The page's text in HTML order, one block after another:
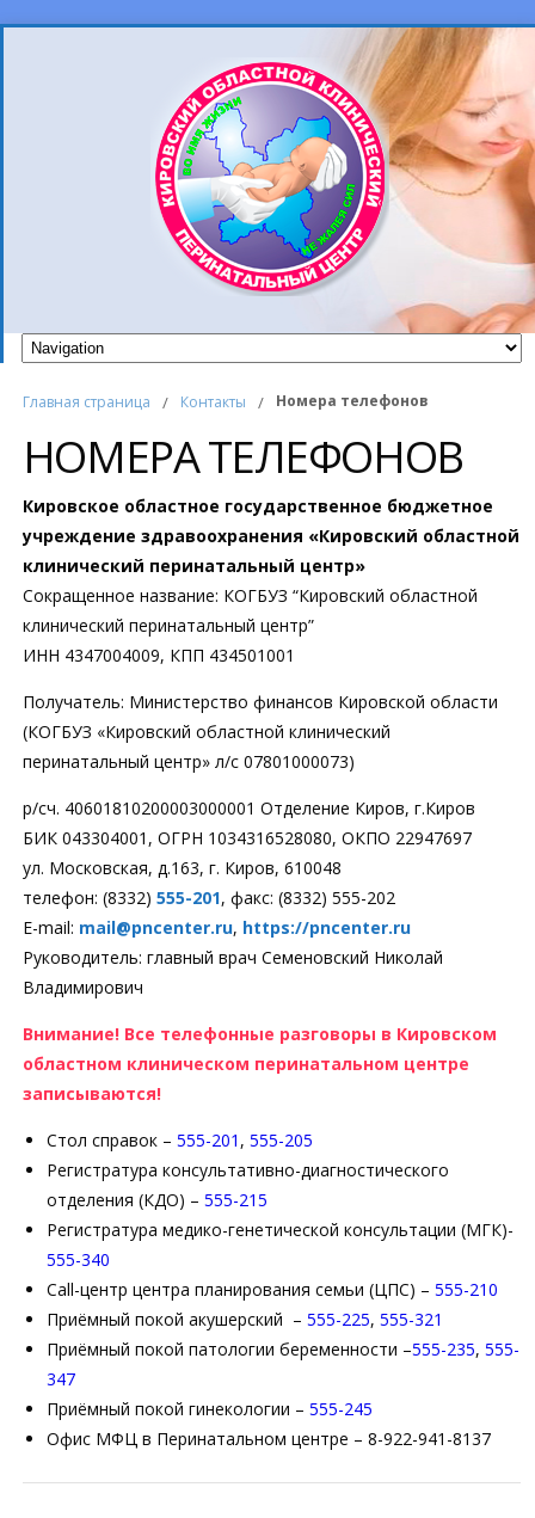
Главная страница / Контакты / Номера телефонов
НОМЕРА ТЕЛЕФОНОВ
Кировское областное государственное бюджетное
учреждение здравоохранения «Кировский областной
клинический перинатальный центр»
Сокращенное название: КОГБУЗ “Кировский областной
клинический перинатальный центр”
ИНН 4347004009, КПП 434501001
Получатель: Министерство финансов Кировской области
(КОГБУЗ «Кировский областной клинический
перинатальный центр» л/с 07801000073)
р/сч. 40601810200003000001 Отделение Киров, г.Киров
БИК 043304001, ОГРН 1034316528080, ОКПО 22947697
ул. Московская, д.163, г. Киров, 610048
телефон: (8332) 555-201, факс: (8332) 555-202
E-mail: mail@pncenter.ru, https://pncenter.ru
Руководитель: главный врач Семеновский Николай
Владимирович
Внимание! Все телефонные разговоры в Кировском
областном клиническом перинатальном центре
записываются!
Стол справок – 555-201 , 555-205
Регистратура консультативно-диагностического
отделения (КДО) – 555-215
Регистратура медико-генетической консультации (МГК)-
555-340
Call-центр центра планирования семьи (ЦПС) – 555-210
Приёмный покой акушерский – 555-225, 555-321
Приёмный покой патологии беременности –555-235, 555-
347
Приёмный покой гинекологии – 555-245
Офис МФЦ в Перинатальном центре – 8-922-941-8137